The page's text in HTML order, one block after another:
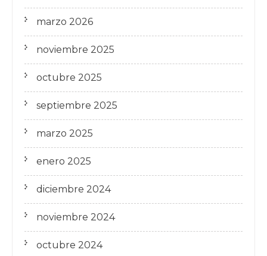
marzo 2026
noviembre 2025
octubre 2025
septiembre 2025
marzo 2025
enero 2025
diciembre 2024
noviembre 2024
octubre 2024